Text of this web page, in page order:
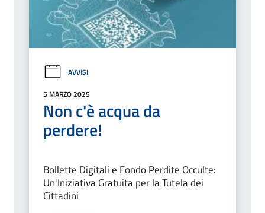
AVVISI
5 MARZO 2025
Non c'è acqua da
perdere!
Bollette Digitali e Fondo Perdite Occulte:
Un'Iniziativa Gratuita per la Tutela dei
Cittadini